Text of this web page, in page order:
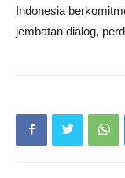
Indonesia
jembatan dialog,